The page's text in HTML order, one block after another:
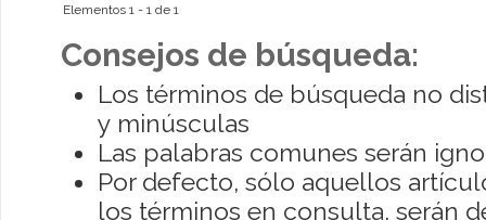
Elementos 1 - 1 de 1
Consejos de búsqueda:
Los términos de búsqueda no
y minúsculas
Las palabras comunes serán
Por defecto, sólo aquellos
los términos en consulta, serán